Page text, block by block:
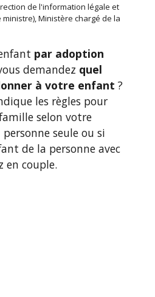
de l'information légale et
Ministère chargé de la
par adoption
demandez quel
à votre enfant ?
les règles pour
selon votre
seule ou si
de la personne avec
en couple.